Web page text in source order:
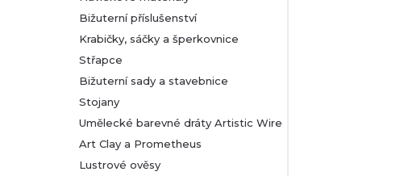
Bižuterní příslušenství
Krabičky, sáčky a šperkovnice
Střapce
Bižuterní sady a stavebnice
Stojany
Umělecké barevné dráty Artistic Wire
Art Clay a Prometheus
Lustrové ověsy